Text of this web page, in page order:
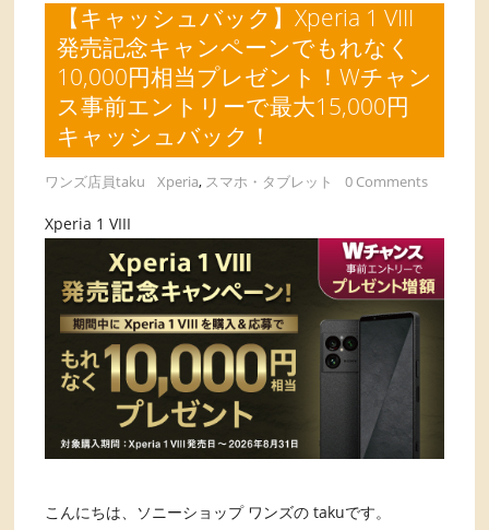
【キャッシュバック】Xperia 1 VIII
発売記念キャンペーンでもれなく
10,000円相当プレゼント！Wチャン
ス事前エントリーで最大15,000円
キャッシュバック！
ワンズ店員taku Xperia, スマホ・タブレット 0 Comments
Xperia 1 VIII
こんにちは、ソニーショップ ワンズの takuです。